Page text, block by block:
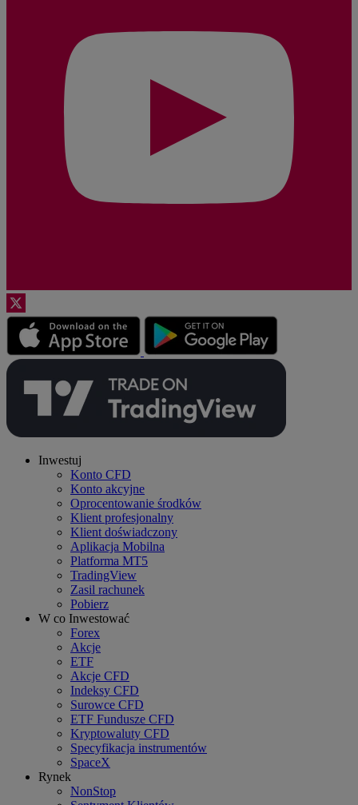
Inwestuj
Konto CFD
Konto akcyjne
Oprocentowanie środków
Klient profesjonalny
Klient doświadczony
Aplikacja Mobilna
Platforma MT5
TradingView
Zasil rachunek
Pobierz
W co Inwestować
Forex
Akcje
ETF
Akcje CFD
Indeksy CFD
Surowce CFD
ETF Fundusze CFD
Kryptowaluty CFD
Specyfikacja instrumentów
SpaceX
Rynek
NonStop